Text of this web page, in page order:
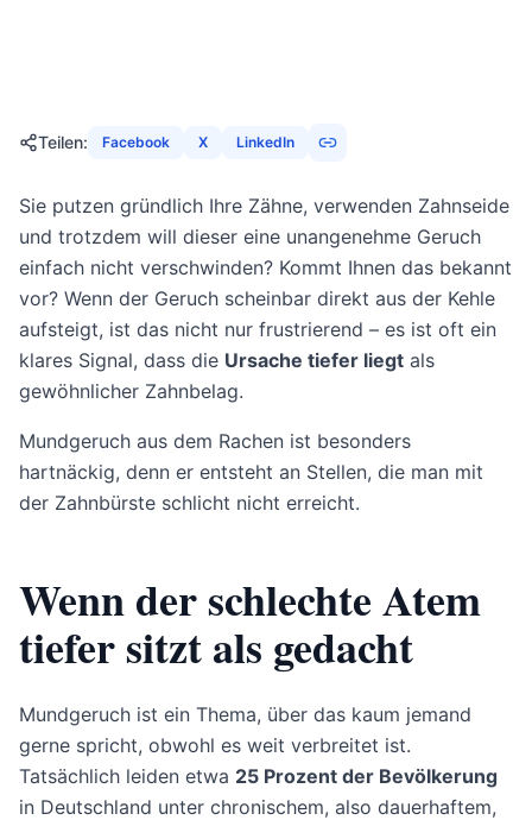
Teilen: Facebook X LinkedIn
Sie putzen gründlich Ihre Zähne, verwenden Zahnseide
und trotzdem will dieser eine unangenehme Geruch
einfach nicht verschwinden? Kommt Ihnen das bekannt
vor? Wenn der Geruch scheinbar direkt aus der Kehle
aufsteigt, ist das nicht nur frustrierend – es ist oft ein
klares Signal, dass die Ursache tiefer liegt als
gewöhnlicher Zahnbelag.
Mundgeruch aus dem Rachen ist besonders
hartnäckig, denn er entsteht an Stellen, die man mit
der Zahnbürste schlicht nicht erreicht.
Wenn der schlechte Atem
tiefer sitzt als gedacht
Mundgeruch ist ein Thema, über das kaum jemand
gerne spricht, obwohl es weit verbreitet ist.
Tatsächlich leiden etwa 25 Prozent der Bevölkerung
in Deutschland unter chronischem, also dauerhaftem,